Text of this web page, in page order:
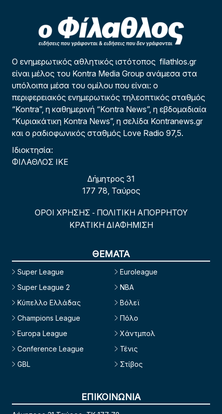
Ο ενημερωτικός αθλητικός ιστότοπος filathlos.gr
είναι μέλος του Kontra Media Group ανάμεσα στα
υπόλοιπα μέσα του ομίλου που είναι: ο
περιφερειακός ενημερωτικός τηλεοπτικός σταθμός
“Kontra”, η καθημερινή “Kontra News”, η εβδομαδιαία
“Κυριακάτικη Kontra News”, η σελίδα Kontranews.gr
και ο ραδιοφωνικός σταθμός Love Radio 97,5.
Ιδιοκτησία:
ΦΙΛΑΘΛΟΣ ΙΚΕ
Δήμητρος 31
177 78, Ταύρος
ΟΡΟΙ ΧΡΗΣΗΣ - ΠΟΛΙΤΙΚΗ ΑΠΟΡΡΗΤΟΥ
ΚΡΑΤΙΚΗ ΔΙΑΦΗΜΙΣΗ
ΘΕΜΑΤΑ
Super League
Super League 2
Κύπελλο Ελλάδας
Champions League
Europa League
Conference League
GBL
Euroleague
NBA
Βόλεϊ
Πόλο
Χάντμπολ
Τένις
Στίβος
ΕΠΙΚΟΙΝΩΝΙΑ